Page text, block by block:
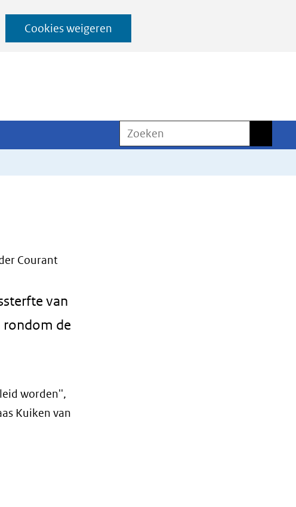
Cookies weigeren
Zoeken
Courant
van
rondom de
worden'',
Kuiken van